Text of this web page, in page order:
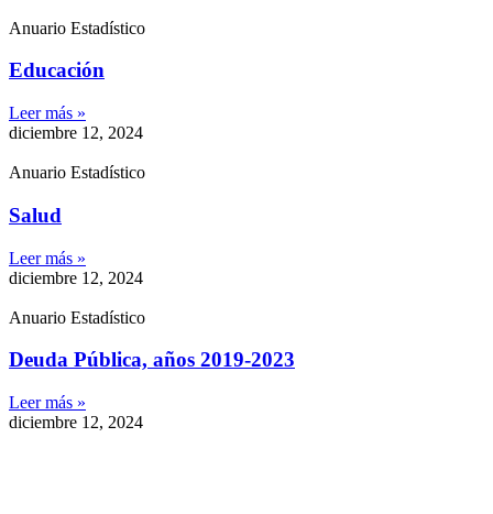
Anuario Estadístico
Educación
Leer más »
diciembre 12, 2024
Anuario Estadístico
Salud
Leer más »
diciembre 12, 2024
Anuario Estadístico
Deuda Pública, años 2019-2023
Leer más »
diciembre 12, 2024